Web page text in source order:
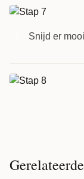
Snijd er